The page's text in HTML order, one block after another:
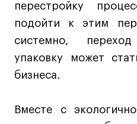
Для школьников
Интенсивы
Среднесрочные
Долгосрочные
перестройку
подойти к этим
системно,
упаковку может
бизнеса.
Вместе с